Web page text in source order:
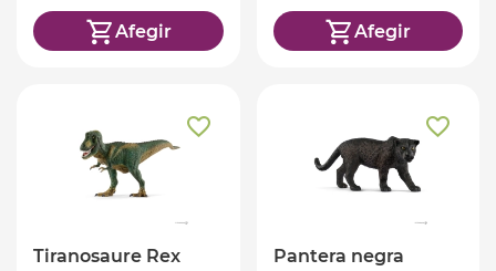
Afegir Afegir
Tiranosaure Rex
Pantera negra